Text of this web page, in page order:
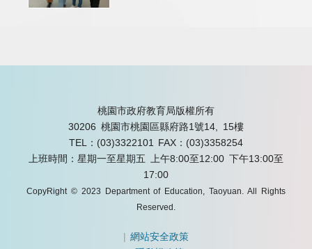
桃園市政府教育局版權所有
30206 桃園市桃園區縣府路1號14, 15樓
TEL：(03)3322101
FAX：(03)3358254
上班時間：星期一至星期五 上午8:00至12:00 下午13:00至
17:00
CopyRight © 2023 Department of Education, Taoyuan. All Rights
Reserved.
|網站安全政策